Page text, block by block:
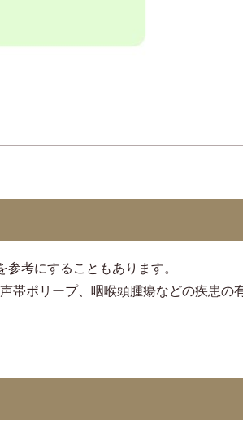
考にすることもあります。
帯ポリープ、咽喉頭腫瘍などの疾患の